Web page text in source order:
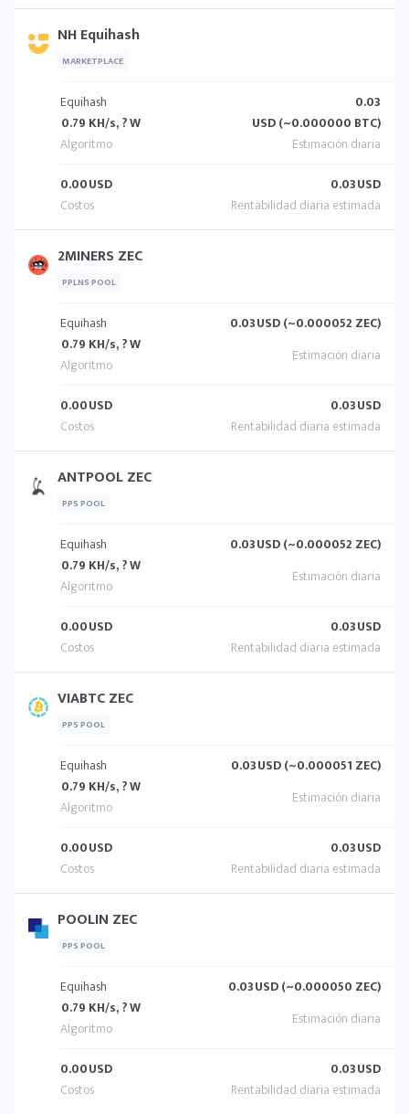
NH Equihash
MARKETPLACE
Equihash
0.79 KH/s, ? W
0.03
USD (~0.000000 BTC)
0.00USD 0.03USD
2MINERS ZEC
PPLNS POOL
Equihash
0.79 KH/s, ? W
0.03USD (~0.000052 ZEC)
0.00USD 0.03USD
ANTPOOL ZEC
PPS POOL
Equihash
0.79 KH/s, ? W
0.03USD (~0.000052 ZEC)
0.00USD 0.03USD
VIABTC ZEC
PPS POOL
Equihash
0.79 KH/s, ? W
0.03USD (~0.000051 ZEC)
0.00USD 0.03USD
POOLIN ZEC
PPS POOL
Equihash
0.79 KH/s, ? W
0.03USD (~0.000050 ZEC)
0.00USD 0.03USD